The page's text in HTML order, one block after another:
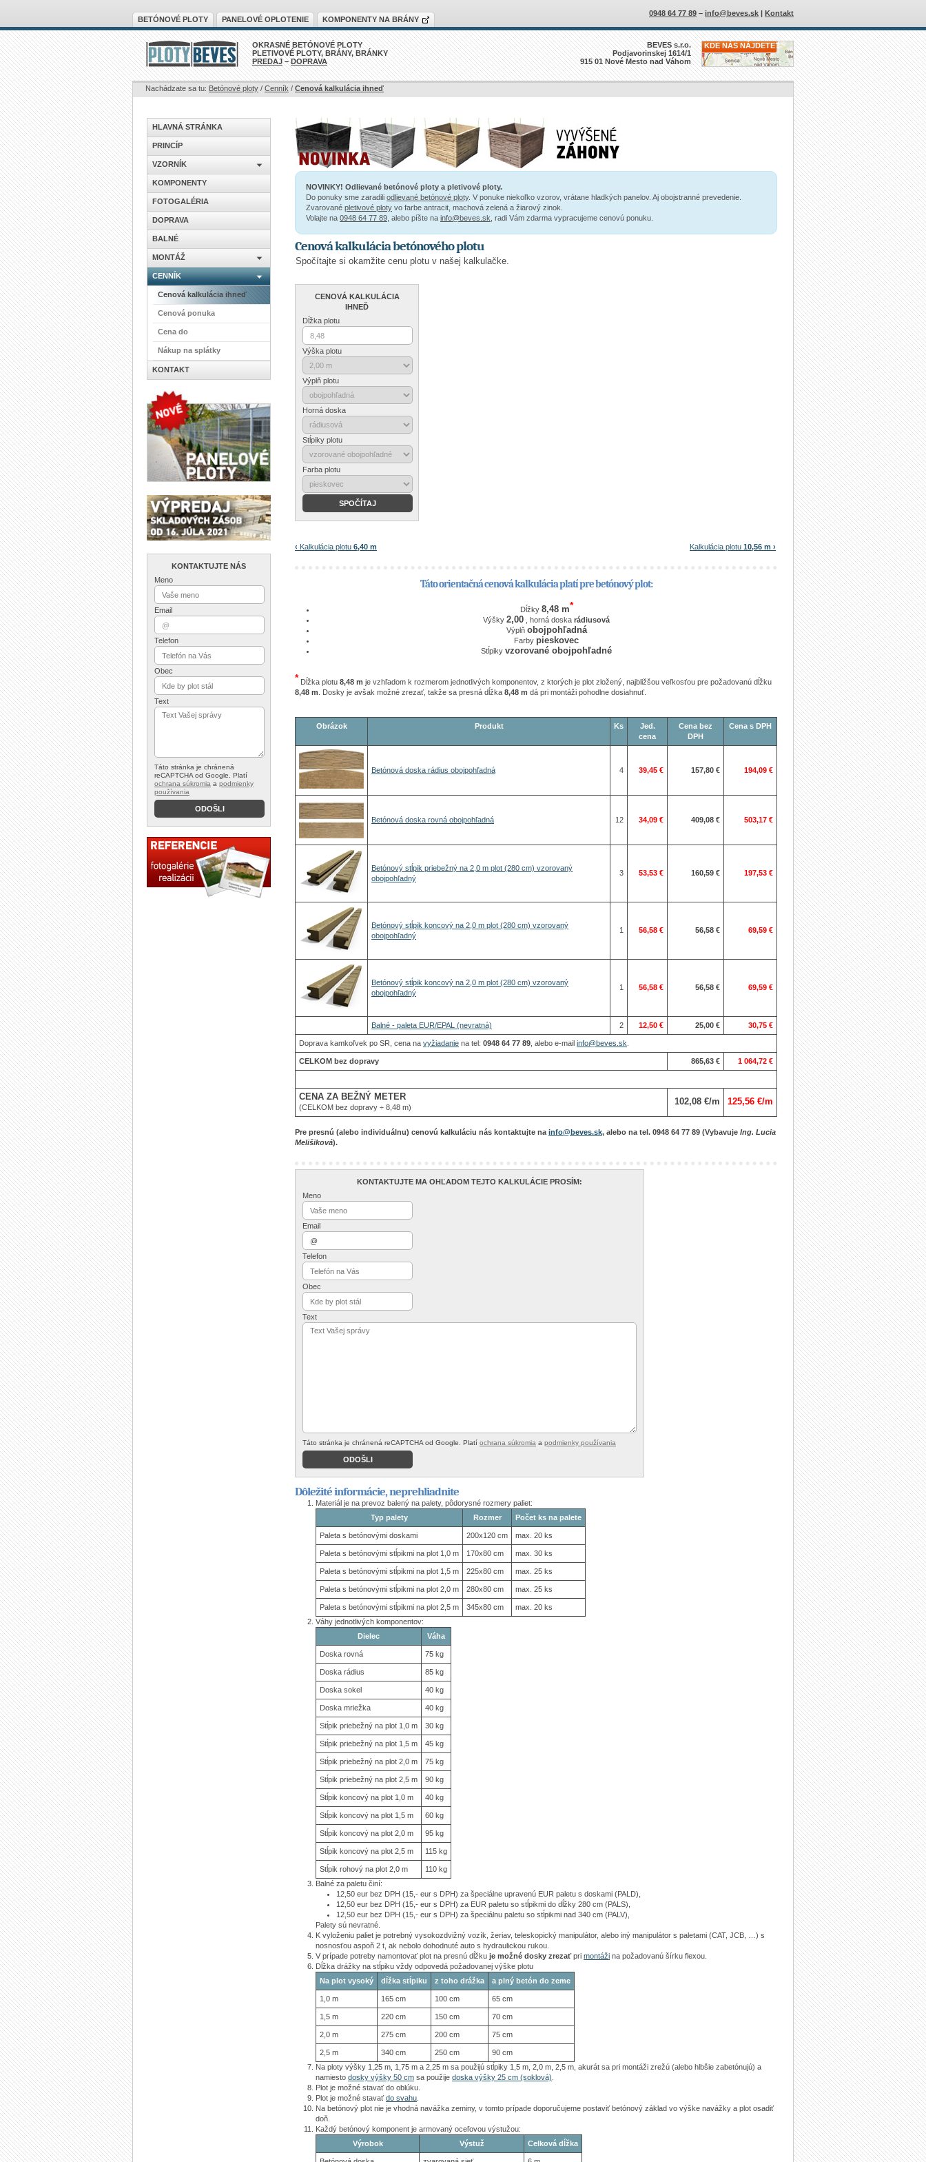
OKRASNÉ BETÓNOVÉ PLOTY
PLETIVOVÉ PLOTY, BRÁNY, BRÁNKY
PREDAJ–DOPRAVA
KDE NÁS NÁJDETE?
BEVES s.r.o.
Podjavorinskej 1614/1
915 01 Nové Mesto nad Váhom
Nachádzate sa tu: Betónové ploty / Cenník / Cenová kalkulácia ihneď
NOVINKY! Odlievané betónové ploty a pletivové ploty.
Do ponuky sme zaradili odlievané betónové ploty. V ponuke niekoľko vzorov, vrátane hladkých panelov. Aj obojstranné prevedenie.
Zvarované pletivové ploty vo farbe antracit, machová zelená a žiarový zinok.
Volajte na 0948 64 77 89 , alebo píšte na info@beves.sk , radi Vám zdarma vypracujeme cenovú ponuku.
Cenová kalkulácia betónového plotu
Spočítajte si okamžite cenu plotu v našej kalkulačke.
CENOVÁ KALKULÁCIA
IHNEĎ
Dĺžka plotu
Výška plotu
Výplň plotu
Horná doska
Stĺpiky plotu
Farba plotu
‹ Kalkulácia plotu 6,40 m Kalkulácia plotu 10,56 m ›
Táto orientačná cenová kalkulácia platí pre betónový plot:
Dĺžky 8,48 m*
Výšky 2,00 , horná doska rádiusová
Výplň obojpohľadná
Farby pieskovec
Stĺpiky vzorované obojpohľadné
* Dĺžka plotu 8,48 m je vzhľadom k rozmerom jednotlivých komponentov, z ktorých je plot zložený, najbližšou veľkosťou pre požadovanú dĺžku
8,48 m . Dosky je avšak možné zrezať, takže sa presná dĺžka 8,48 m dá pri montáži pohodlne dosiahnuť.
Obrázok Produkt Ks
Jed.
cena
Cena bez
DPH
Cena s DPH
Betónová doska rádius obojpohľadná 4 39,45 € 157,80 € 194,09 €
Betónová doska rovná obojpohľadná 12 34,09 € 409,08 € 503,17 €
Betónový stĺpik priebežný na 2,0 m plot (280 cm) vzorovaný
obojpohľadný
3 53,53 € 160,59 € 197,53 €
Betónový stĺpik koncový na 2,0 m plot (280 cm) vzorovaný
obojpohľadný
1 56,58 € 56,58 € 69,59 €
Betónový stĺpik koncový na 2,0 m plot (280 cm) vzorovaný
obojpohľadný
1 56,58 € 56,58 € 69,59 €
Balné - paleta EUR/EPAL (nevratná) 2 12,50 € 25,00 € 30,75 €
Doprava kamkoľvek po SR, cena na vyžiadanie na tel: 0948 64 77 89 , alebo e-mail info@beves.sk
CELKOM bez dopravy 865,63 € 1 064,72 €
CENA ZA BEŽNÝ METER
(CELKOM bez dopravy ÷ 8,48 m)
102,08 €/m 125,56 €/m
Pre presnú (alebo individuálnu) cenovú kalkuláciu nás kontaktujte na info@beves.sk, alebo na tel. 0948 64 77 89 (Vybavuje Ing. Lucia
Melišiková).
KONTAKTUJTE MA OHĽADOM TEJTO KALKULÁCIE PROSÍM:
Meno
Email
Telefon
Obec
Text
Táto stránka je chránená reCAPTCHA od Google. Platí ochrana súkromia a podmienky používania
Dôležité informácie, neprehliadnite
Materiál je na prevoz balený na palety, pôdorysné rozmery paliet:
Typ palety
Rozmer Počet ks na palete
Paleta s betónovými doskami 200x120 cm max. 20 ks
Paleta s betónovými stĺpikmi na plot 1,0 m 170x80 cm max. 30 ks
Paleta s betónovými stĺpikmi na plot 1,5 m 225x80 cm max. 25 ks
Paleta s betónovými stĺpikmi na plot 2,0 m 280x80 cm max. 25 ks
Paleta s betónovými stĺpikmi na plot 2,5 m 345x80 cm
max. 20 ks
Váhy jednotlivých komponentov:
Dielec
Váha
Doska rovná 75 kg
Doska rádius 85 kg
Doska sokel 40 kg
Doska mriežka 40 kg
Stĺpik priebežný na plot 1,0 m 30 kg
Stĺpik priebežný na plot 1,5 m 45 kg
Stĺpik priebežný na plot 2,0 m 75 kg
Stĺpik priebežný na plot 2,5 m 90 kg
Stĺpik koncový na plot 1,0 m 40 kg
Stĺpik koncový na plot 1,5 m 60 kg
Stĺpik koncový na plot 2,0 m 95 kg
Stĺpik koncový na plot 2,5 m 115 kg
Stĺpik rohový na plot 2,0 m
110 kg
Balné za paletu činí:
12,50 eur bez DPH (15,- eur s DPH) za špeciálne upravenú EUR paletu s doskami (PALD),
12,50 eur bez DPH (15,- eur s DPH) za EUR paletu so stĺpikmi do dĺžky 280 cm (PALS),
12,50 eur bez DPH (15,- eur s DPH) za špeciálnu paletu so stĺpikmi nad 340 cm (PALV),
Palety sú nevratné.
K vyloženiu paliet je potrebný vysokozdvižný vozík, žeriav, teleskopický manipulátor, alebo iný manipulátor s paletami (CAT, JCB, …) s
nosnosťou aspoň 2 t, ak nebolo dohodnuté auto s hydraulickou rukou.
V prípade potreby namontovať plot na presnú dĺžku je možné dosky zrezaťpri montáži na požadovanú šírku flexou.
Dĺžka drážky na stĺpiku vždy odpovedá požadovanej výške plotu
Na plot vysoký
dĺžka stĺpiku z toho drážka a plný betón do zeme
1,0 m 165 cm 100 cm 65 cm
1,5 m 220 cm 150 cm 70 cm
2,0 m 275 cm 200 cm 75 cm
2,5 m 340 cm 250 cm
90 cm
Na ploty výšky 1,25 m, 1,75 m a 2,25 m sa použijú stĺpiky 1,5 m, 2,0 m, 2,5 m, akurát sa pri montáži zrežú (alebo hlbšie zabetónujú) a
namiesto dosky výšky 50 cm sa použije doska výšky 25 cm (soklová)
Plot je možné stavať do oblúku.
Plot je možné stavaťdo svahu
Na betónový plot nie je vhodná navážka zeminy, v tomto prípade doporučujeme postaviť betónový základ vo výške navážky a plot osadiť
doň.
Každý betónový komponent je armovaný oceľovou výstužou:
Výrobok
Výstuž Celková dĺžka
HLAVNÁ STRÁNKA
PRINCÍP
VZORNÍK
KOMPONENTY
FOTOGALÉRIA
DOPRAVA
BALNÉ
MONTÁŽ
CENNÍK
Cenová kalkulácia ihneď
Cenová ponuka
Cena do
Nákup na splátky
KONTAKT
KONTAKTUJTE NÁS
Meno
Email
Telefon
Obec
Text
Táto stránka je chránená
reCAPTCHA od Google. Platí
ochrana súkromia a podmienky
používania
BETÓNOVÉ PLOTY PANELOVÉ OPLOTENIE KOMPONENTY NA BRÁNY
0948 64 77 89 – info@beves.sk | Kontakt